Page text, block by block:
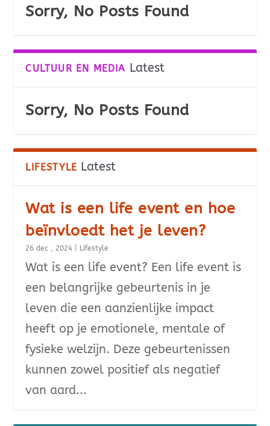
Sorry, No Posts Found
CULTUUR EN MEDIA Latest
Sorry, No Posts Found
LIFESTYLE Latest
Wat is een life event en hoe
beïnvloedt het je leven?
26 dec , 2024 Lifestyle
Wat is een life event? Een life event is
een belangrijke gebeurtenis in je
leven die een aanzienlijke impact
heeft op je emotionele, mentale of
fysieke welzijn. Deze gebeurtenissen
kunnen zowel positief als negatief
van aard...